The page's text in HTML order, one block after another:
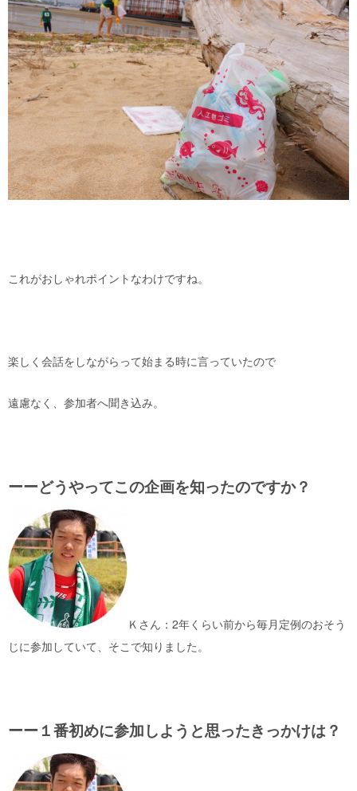
これがおしゃれポイントなわけですね。
楽しく会話をしながらって始まる時に言っていたので
遠慮なく、参加者へ聞き込み。
ーーどうやってこの企画を知ったのですか？
Ｋさん：2年くらい前から毎月定例のおそう
じに参加していて、そこで知りました。
ーー１番初めに参加しようと思ったきっかけは？